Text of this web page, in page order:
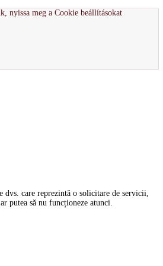
nyissa meg a Cookie beállításokat
care reprezintă o solicitare de servicii,
putea să nu funcționeze atunci.